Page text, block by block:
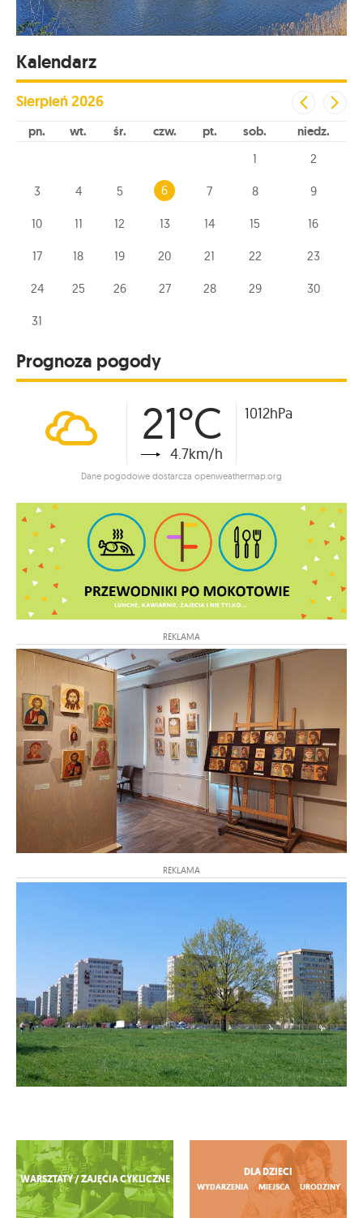
Kalendarz
Sierpień2026
pn wt śr czw pt sob niedz
1 2
3 4 5 6 7 8 9
10 11 12 13 14 15 16
17 18 19 20 21 22 23
24 25 26 27 28 29 30
31
Prognoza pogody
21°C
4.7km/h
1012hPa
Dane pogodowe dostarcza openweathermap.org
REKLAMA
REKLAMA
Zobacz więcej
WARSZTATY / ZAJĘCIA CYKLICZNE
DLA DZIECI
WYDARZENIA MIEJSCA URODZINY